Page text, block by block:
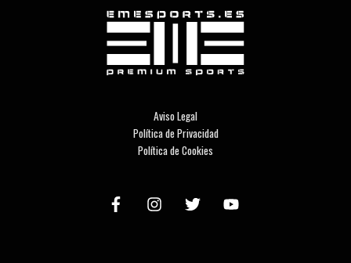
Aviso Legal
Política de Privacidad
Política de Cookies